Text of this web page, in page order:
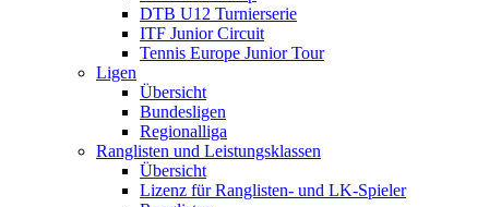
DTB U12 Turnierserie
ITF Junior Circuit
Tennis Europe Junior Tour
Ligen
Übersicht
Bundesligen
Regionalliga
Ranglisten und Leistungsklassen
Übersicht
Lizenz für Ranglisten- und LK-Spieler